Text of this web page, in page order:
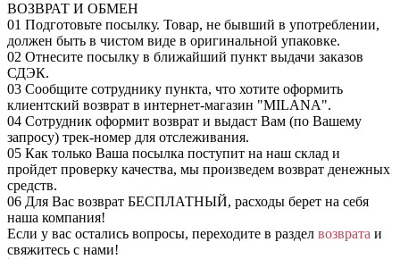
ВОЗВРАТ И ОБМЕН
01 Подготовьте посылку. Товар, не бывший в употреблении,
должен быть в чистом виде в оригинальной упаковке.
02 Отнесите посылку в ближайший пункт выдачи заказов
СДЭК.
03 Сообщите сотруднику пункта, что хотите оформить
клиентский возврат в интернет-магазин "MILANA".
04 Сотрудник оформит возврат и выдаст Вам (по Вашему
запросу) трек-номер для отслеживания.
05 Как только Ваша посылка поступит на наш склад и
пройдет проверку качества, мы произведем возврат денежных
средств.
06 Для Вас возврат БЕСПЛАТНЫЙ, расходы берет на себя
наша компания!
Если у вас остались вопросы, переходите в раздел возврата и
свяжитесь с нами!